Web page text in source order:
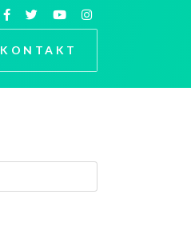
KONTAKT